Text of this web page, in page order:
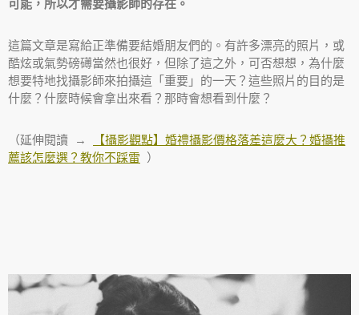
可能，所以才需要攝影師的存在。
這篇文章是寫給正準備要結婚朋友們的。有許多漂亮的照片，或
酷炫或氣勢磅礡當然也很好，但除了這之外，可否想想，為什麼
想要特地找攝影師來拍攝這「重要」的一天？這些照片的目的是
什麼？什麼時候會拿出來看？那時會想看到什麼？
（延伸閱讀 →
【攝影觀點】婚禮攝影價格落差這麼大？婚攝推
薦該怎麼選？教你不踩雷 ）